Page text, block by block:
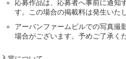
応募作品は、応募者へ事前に通知
す。この場合の掲載料は発生いた
アーバンファームビルでの写真撮
場合がございます。予めご了承く